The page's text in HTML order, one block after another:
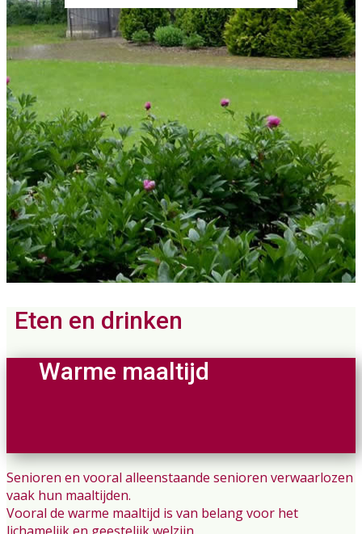
Eten en drinken
Warme maaltijd
Senioren en vooral alleenstaande senioren verwaarlozen
vaak hun maaltijden.
Vooral de warme maaltijd is van belang voor het